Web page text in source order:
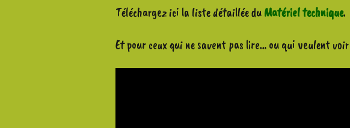
Téléchargez ici la liste détaillée du Matériel technique.
Et pour ceux qui ne savent pas lire… ou qui veulent